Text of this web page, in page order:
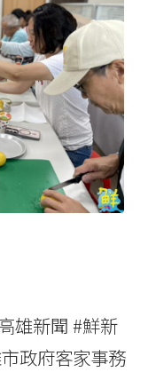
雄新聞 #鮮新
政府客家事務